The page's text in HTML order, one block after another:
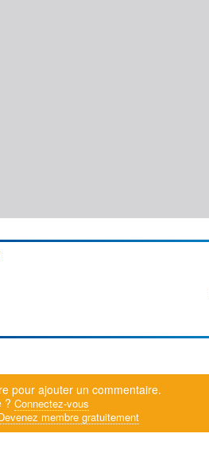
pour ajouter un commentaire.
? Connectez-vous
membre gratuitement